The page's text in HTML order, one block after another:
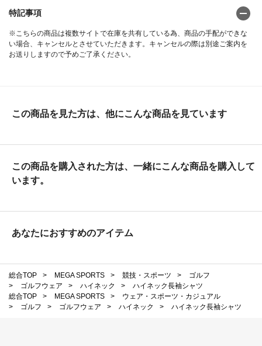
特記事項
※こちらの商品は複数サイトで在庫を共有している為、商品の手配ができな
い場合、キャンセルとさせていただきます。キャンセルの際は別途ご案内を
お送りしますので予めご了承ください。
この商品を見た方は、他にこんな商品を見ています
この商品を購入された方は、一緒にこんな商品を購入して
います。
あなたにおすすめのアイテム
総合TOP > MEGA SPORTS > 競技・スポーツ >
ゴルフ
>
ゴルフウェア > ハイネック >
ハイネック長袖シャツ
総合TOP
> MEGA SPORTS >
ウェア・スポーツ・カジュアル
>
ゴルフ > ゴルフウェア > ハイネック > ハイネック長袖シャツ